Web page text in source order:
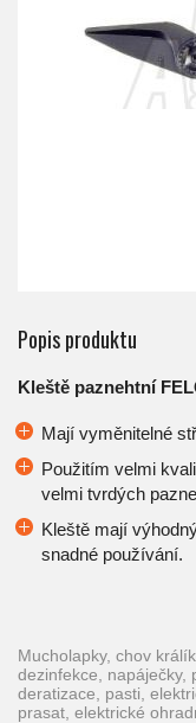
Popis produktu
Kleště paznehtní
Mají vyměnitelné
Použitím velmi
velmi tvrdých
Kleště mají
snadné používání.
mucholapky, chov králíků, dojení, potřeby pro chovatele,
dezinfekce, napáječky,
deratizace, pasti,
prasat, elektrické